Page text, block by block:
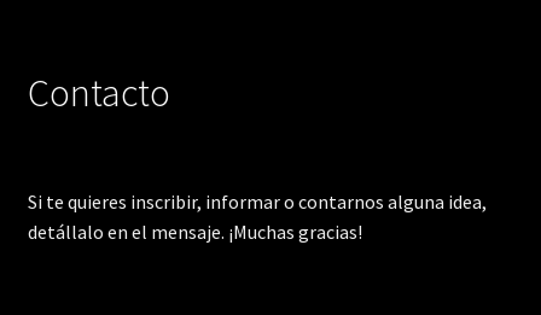
Contacto
Si te quieres inscribir, informar o contarnos alguna idea,
detállalo en el mensaje. ¡Muchas gracias!